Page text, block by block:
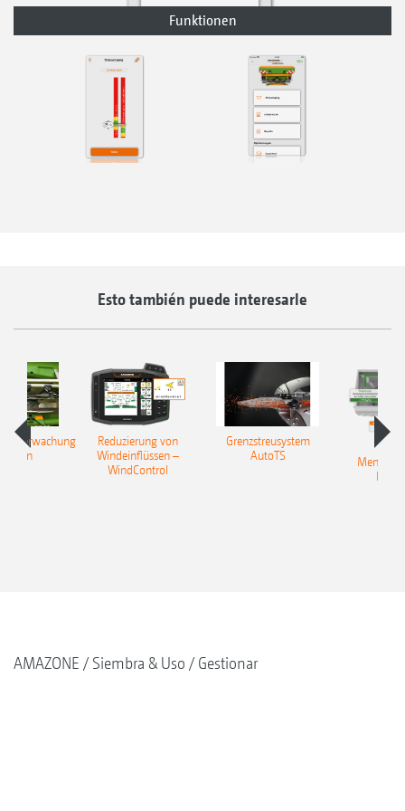
Funktionen
Esto también puede interesarle
Reduzierung von
Windeinflüssen –
WindControl
Grenzstreusystem
AutoTS
AMAZONE Siembra & Uso Gestionar